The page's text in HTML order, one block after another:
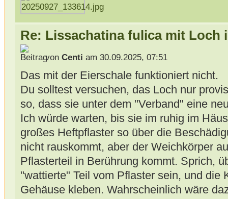
Re: Lissachatina fulica mit Loch
von Centi am 30.09.2025, 07:51
Das mit der Eierschale funktioniert nicht.
Du solltest versuchen, das Loch nur
so, dass sie unter dem "Verband" eine
Ich würde warten, bis sie im ruhig im
großes Heftpflaster so über die
nicht rauskommt, aber der Weichkörper
Pflasterteil in Berührung kommt. Sprich,
"wattierte" Teil vom Pflaster sein, und die
Gehäuse kleben. Wahrscheinlich wäre